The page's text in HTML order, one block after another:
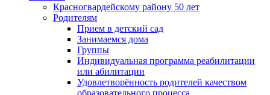
Красногвардейскому району 50 лет
Родителям
Прием в детский сад
Занимаемся дома
Группы
Индивидуальная программа реабилитации
или абилитации
Удовлетворённость родителей качеством
образовательного процесса